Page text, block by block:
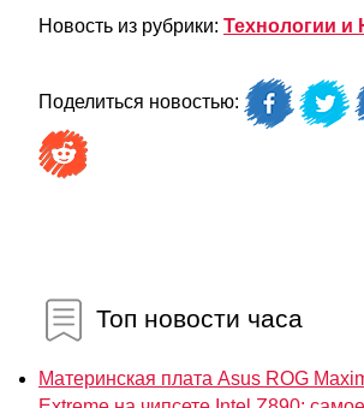
Новость из рубрики: Технологии и
Поделиться новостью:
Топ новости часа
Материнская плата Asus ROG